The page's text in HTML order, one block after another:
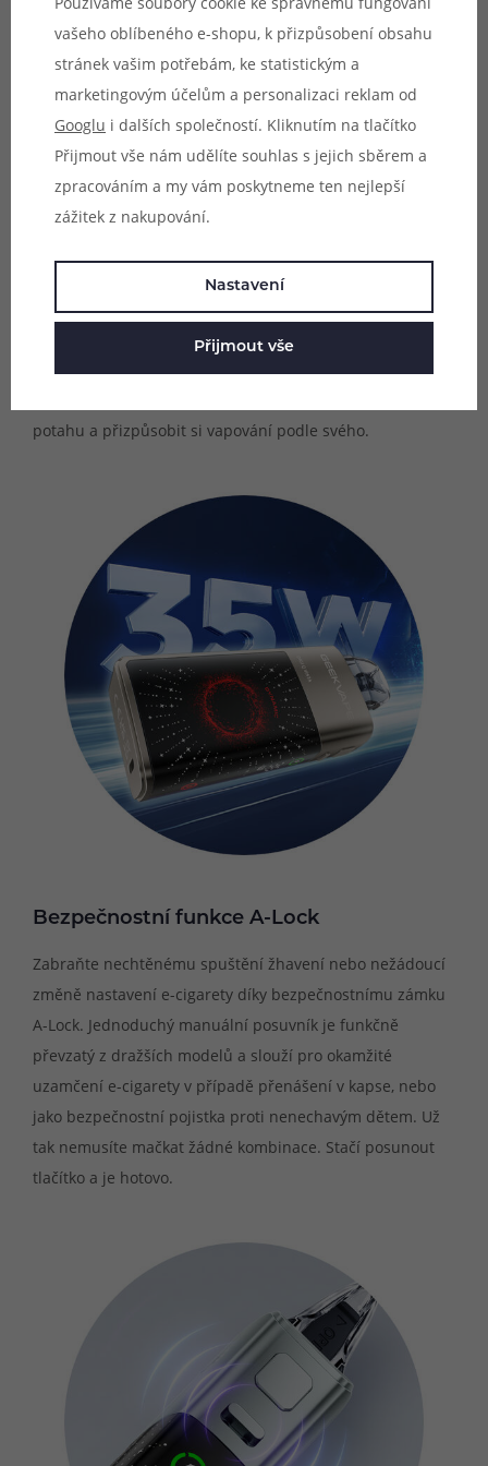
nemohlo dojít nedopatřením ke spálení žhavící hlavy. V
případě nastavení nižšího výkonu se aktivuje režim ECO
pro úsporu energie. Maximum je pak až 35 W v režimu
DYNAMIC, kdy si můžete s naplno otevřeným airflow
užívat intenzivní vaping s velkými mraky.
bonusem i přítomnost regulace airflow pro nastavení
optimální tuhosti potahu. Pomocí manuálního posuvníku
na boční straně e-cigarety lze během sekundy omezit
nebo naopak otevřít průtok vzduchu ke žhavení. I
potahu a přizpůsobit si vapování podle svého.
Bezpečnostní funkce A-Lock
Zabraňte nechtěnému spuštění žhavení nebo nežádoucí
změně nastavení e-cigarety díky bezpečnostnímu zámku
A-Lock. Jednoduchý manuální posuvník je funkčně
převzatý z dražších modelů a slouží pro okamžité
uzamčení e-cigarety v případě přenášení v kapse, nebo
jako bezpečnostní pojistka proti nenechavým dětem. Už
tak nemusíte mačkat žádné kombinace. Stačí posunout
tlačítko a je hotovo.
vašeho oblíbeného e-shopu, k přizpůsobení obsahu
stránek vašim potřebám, ke statistickým a
marketingovým účelům a personalizaci reklam od
Googlu i dalších společností. Kliknutím na tlačítko
Přijmout vše nám udělíte souhlas s jejich sběrem a
zpracováním a my vám poskytneme ten nejlepší
zážitek z nakupování.
Nastavení
Přijmout vše